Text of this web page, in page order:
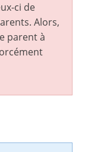
ci de
Alors,
parent à